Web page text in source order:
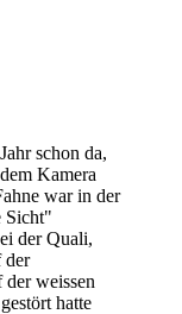
schon da,
Kamera
war in der
Sicht"
der Quali,
der
der weissen
hatte